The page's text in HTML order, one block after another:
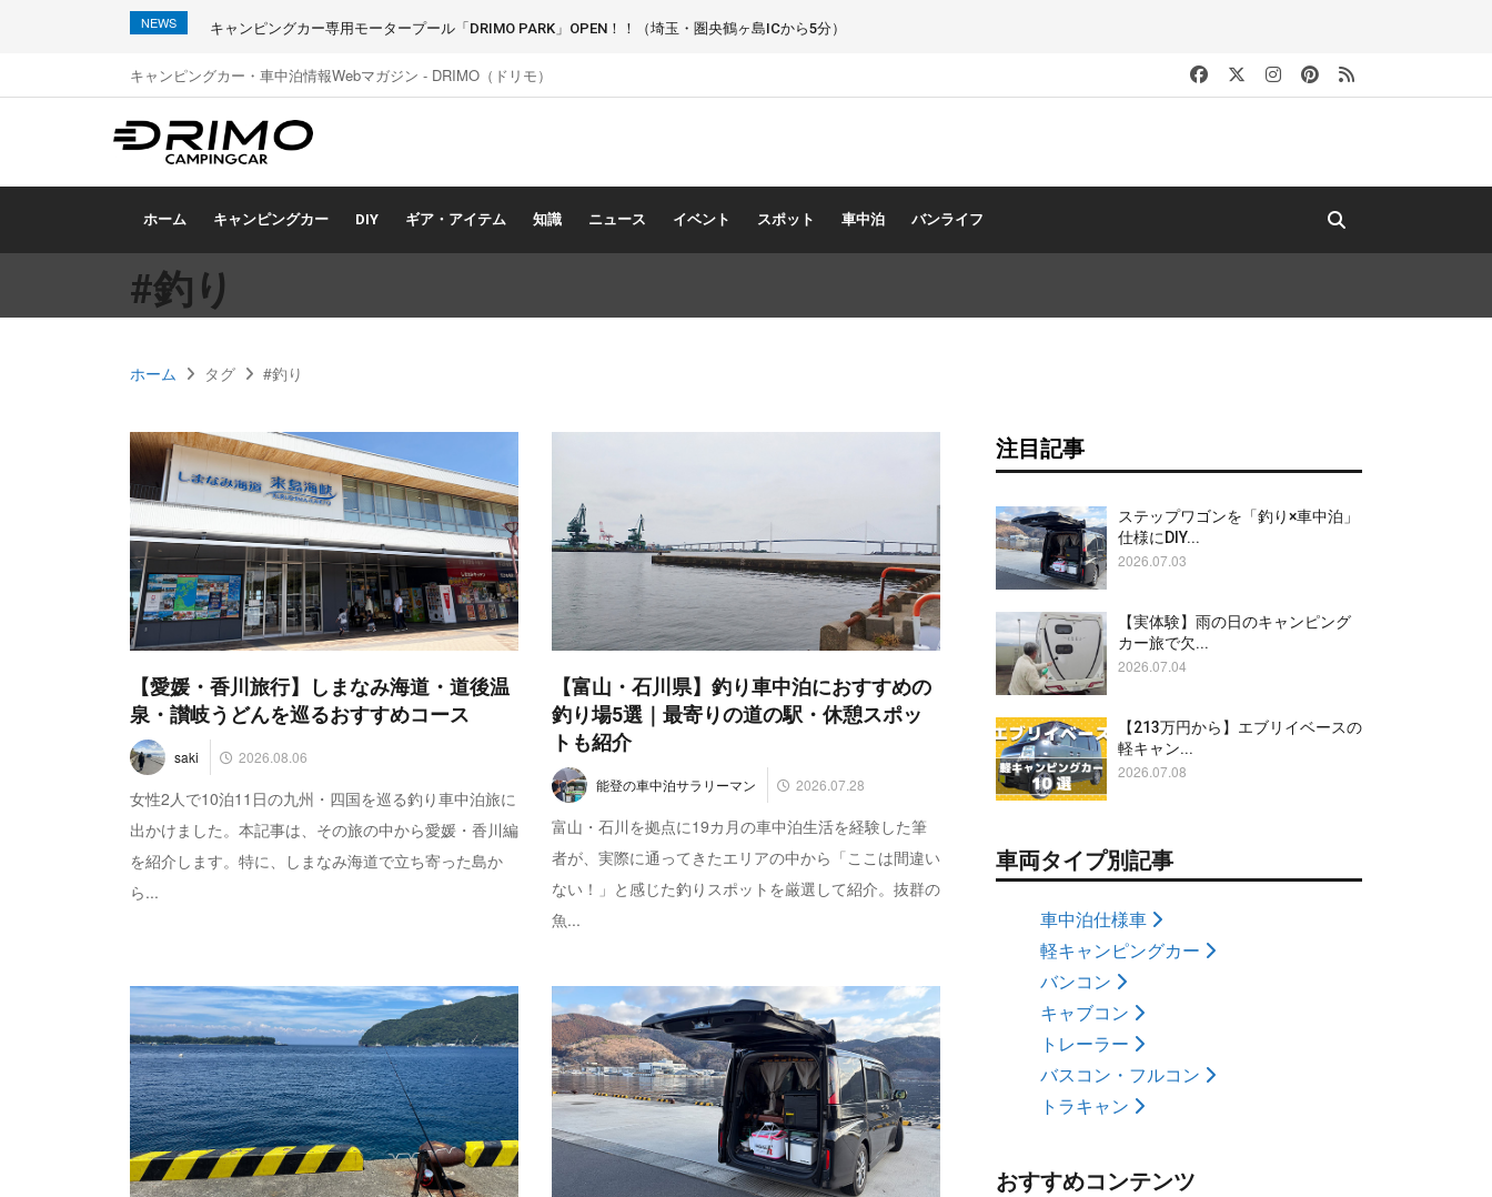
NEWS キャンピングカー専用モータープール「DRIMO PARK」OPEN！！（埼玉・圏央鶴ヶ島ICから5分）
キャンピングカー・車中泊情報Webマガジン - DRIMO（ドリモ）
ホーム キャンピングカー DIY ギア・アイテム 知識 ニュース イベント スポット 車中泊 バンライフ
#釣り
ホーム タグ #釣り
【愛媛・香川旅行】しまなみ海道・道後温
泉・讃岐うどんを巡るおすすめコース
saki 2026.08.06
女性2人で10泊11日の九州・四国を巡る釣り車中泊旅に
出かけました。本記事は、その旅の中から愛媛・香川編
を紹介します。特に、しまなみ海道で立ち寄った島か
ら...
【富山・石川県】釣り車中泊におすすめの
釣り場5選｜最寄りの道の駅・休憩スポッ
トも紹介
能登の車中泊サラリーマン 2026.07.28
富山・石川を拠点に19カ月の車中泊生活を経験した筆
者が、実際に通ってきたエリアの中から「ここは間違い
ない！」と感じた釣りスポットを厳選して紹介。抜群の
魚...
注目記事
ステップワゴンを「釣り×車中泊」
仕様にDIY...
2026.07.03
【実体験】雨の日のキャンピング
カー旅で欠...
2026.07.04
【213万円から】エブリイベースの
軽キャン...
2026.07.08
車両タイプ別記事
車中泊仕様車
軽キャンピングカー
バンコン
キャブコン
トレーラー
バスコン・フルコン
トラキャン
おすすめコンテンツ